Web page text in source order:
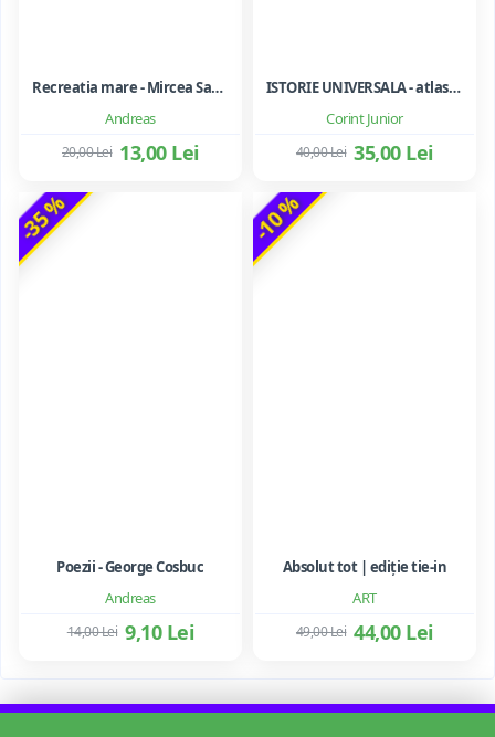
Andreas
Recreatia mare - Mircea Santimbreanu
13,00 Lei
20,00 Lei
Corint Junior
ISTORIE UNIVERSALA - atlas scolar ilustrat
35,00 Lei
40,00 Lei
-35 %
Andreas
Poezii - George Cosbuc
9,10 Lei
14,00 Lei
-10 %
ART
Absolut tot | ediție tie-in
44,00 Lei
49,00 Lei